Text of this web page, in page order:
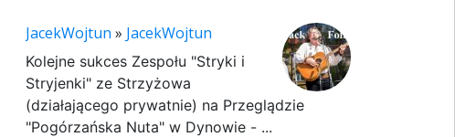
JacekWojtun » JacekWojtun
Kolejne sukces Zespołu "Stryki i
Stryjenki" ze Strzyżowa
(działającego prywatnie) na Przeglądzie
"Pogórzańska Nuta" w Dynowie - ...